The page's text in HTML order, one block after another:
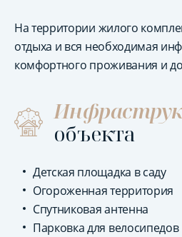
На территории жилого
отдыха и вся необходимая
комфортного проживания и
объекта
Детская площадка в саду
Огороженная территория
Спутниковая антенна
Парковка для велосипедов